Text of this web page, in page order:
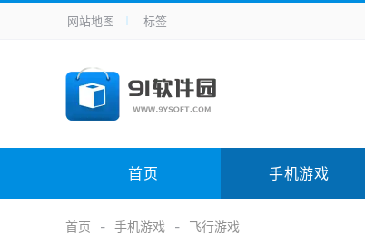
手机应用
手机游戏 H5游戏
电脑软件 其它类别 图形软件
未分类
网站地图 标签
首页 手机游戏
首页 手机游戏 飞行游戏